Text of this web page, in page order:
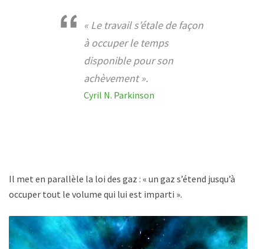
« Le travail s’étale de façon
à occuper le temps
disponible pour son
achèvement ».
Cyril N. Parkinson
Il met en parallèle la loi des gaz : « un gaz s’étend jusqu’à
occuper tout le volume qui lui est imparti ».